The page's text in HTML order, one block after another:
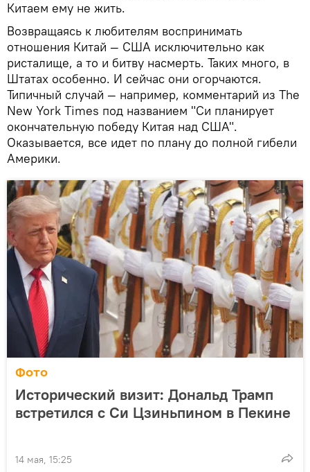
Китаем ему не жить.
Возвращаясь к любителям воспринимать
отношения Китай — США исключительно как
ристалище, а то и битву насмерть. Таких много, в
Штатах особенно. И сейчас они огорчаются.
Типичный случай — например, комментарий из The
New York Times под названием "Си планирует
окончательную победу Китая над США".
Оказывается, все идет по плану до полной гибели
Америки.
Фото
Исторический визит: Дональд Трамп
встретился с Си Цзиньпином в Пекине
14 мая, 15:25